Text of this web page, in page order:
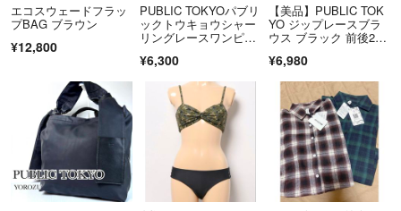
エコスウェードフラッ
プBAG ブラウン
¥12,800
PUBLIC TOKYOパブリ
ックトウキョウシャー
リングレースワンピー
¥6,300
【美品】PUBLIC TOK
YO ジップレースブラ
ウス ブラック 前後2wa
¥6,980